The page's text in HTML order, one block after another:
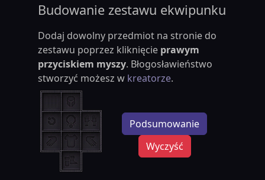
Budowanie zestawu ekwipunku
Dodaj dowolny przedmiot na stronie do
zestawu poprzez kliknięcie prawym
przyciskiem myszy. Błogosławieństwo
stworzyć możesz w kreatorze.
Podsumowanie
Wyczyść